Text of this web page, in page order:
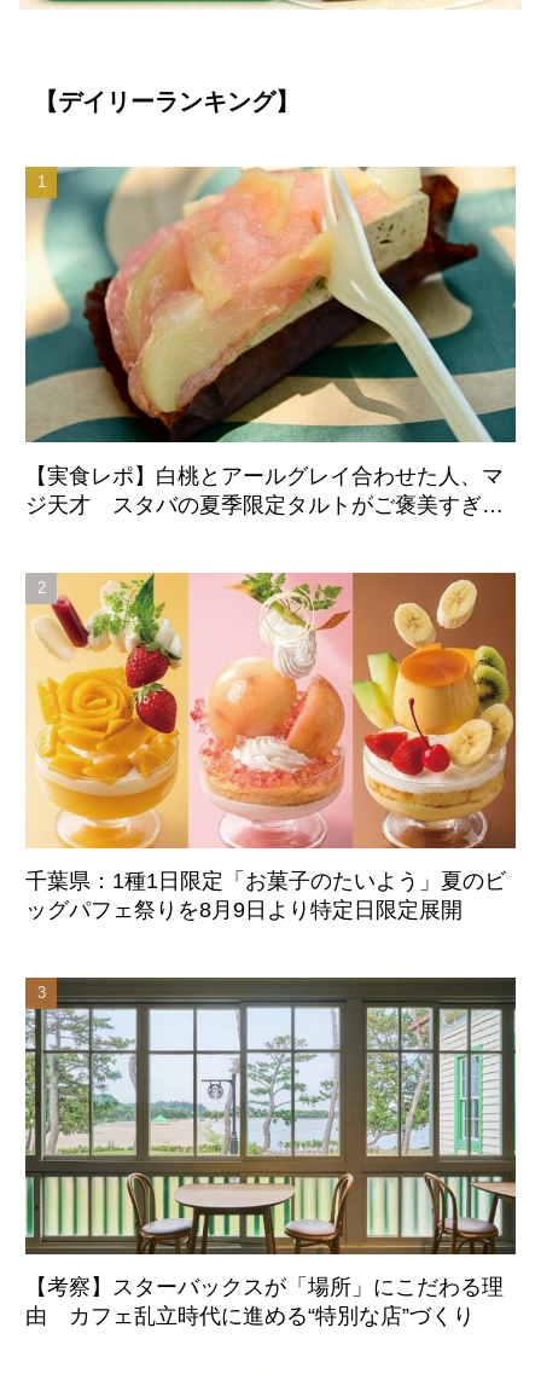
【デイリーランキング】
【実食レポ】白桃とアールグレイ合わせた人、マ
ジ天才 スタバの夏季限定タルトがご褒美すぎた
千葉県：1種1日限定「お菓子のたいよう」夏のビ
ッグパフェ祭りを8月9日より特定日限定展開
【考察】スターバックスが「場所」にこだわる理
由 カフェ乱立時代に進める“特別な店”づくり